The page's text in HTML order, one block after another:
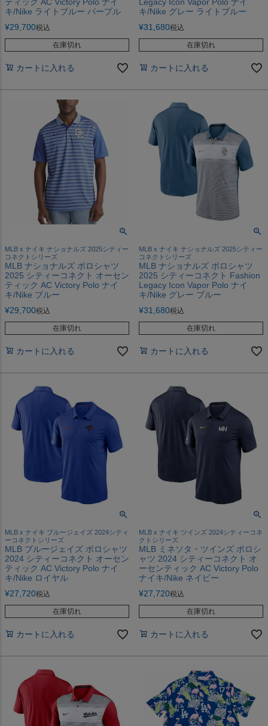
キ/Nike ライトブルー パープル
¥29,700税込
在庫切れ
カートに入れる
キ/Nike グレー ライトブルー
¥31,680税込
在庫切れ
カートに入れる
MLB x ナイキ ナショナルズ 2025シティー
コネクトシリーズ
MLB ナショナルズ ポロシャツ
2025 シティーコネクト オーセン
ティック AC Victory Polo ナイ
キ/Nike ブルー
¥29,700税込
在庫切れ
カートに入れる
MLB x ナイキ ナショナルズ 2025シティー
コネクトシリーズ
MLB ナショナルズ ポロシャツ
2025 シティーコネクト Fashion
Legacy Icon Vapor Polo ナイ
キ/Nike グレー ブルー
¥31,680税込
在庫切れ
カートに入れる
MLB x ナイキ ブルージェイズ 2024シティ
ーコネクトシリーズ
MLB ブルージェイズ ポロシャツ
2024 シティーコネクト オーセン
ティック AC Victory Polo ナイ
キ/Nike ロイヤル
¥27,720税込
在庫切れ
カートに入れる
MLB x ナイキ ツインズ 2024シティーコネ
クトシリーズ
MLB ミネソタ・ツインズ ポロシ
ャツ 2024 シティーコネクト オ
ーセンティック AC Victory Polo
ナイキ/Nike ネイビー
¥27,720税込
在庫切れ
カートに入れる